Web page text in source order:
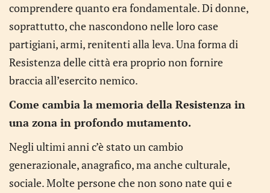
comprendere quanto era fondamentale. Di donne,
soprattutto, che nascondono nelle loro case
partigiani, armi, renitenti alla leva. Una forma di
Resistenza delle città era proprio non fornire
braccia all’esercito nemico.
Come cambia la memoria della Resistenza in
una zona in profondo mutamento.
Negli ultimi anni c’è stato un cambio
generazionale, anagrafico, ma anche culturale,
sociale. Molte persone che non sono nate qui e